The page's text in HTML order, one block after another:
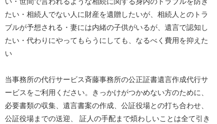
たい・相続人でない人に財産を遺贈したいが、相続人とのトラ
ブルが予想される・妻には内緒の子供がいるが、遺言で認知し
たい・代わりにやってもらうにしても、なるべく費用を抑えた
い
当事務所の代行サービス斉藤事務所の公正証書遺言作成代行サ
ービスをご利用ください。きっかけがつかめない方のために、
必要書類の収集、遺言書案の作成、公証役場との打ち合わせ、
公証役場までの送迎、 証人の手配まで煩わしいことは全て引き